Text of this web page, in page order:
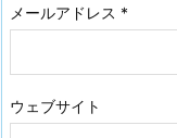
メールアドレス *
ウェブサイト